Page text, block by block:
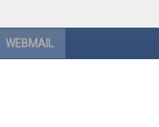
WEBMAIL